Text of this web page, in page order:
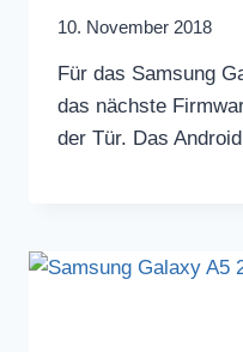
10. November 2018
Für das Samsung
das nächste
der Tür. Das